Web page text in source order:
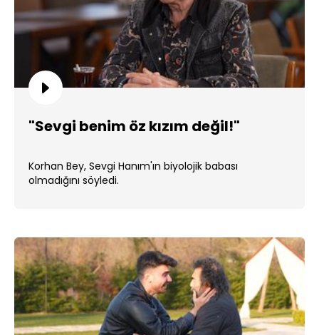
"Sevgi benim öz kızım değil!"
Korhan Bey, Sevgi Hanım'ın biyolojik babası
olmadığını söyledi.